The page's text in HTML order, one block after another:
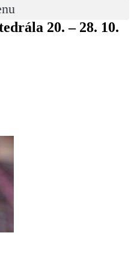
20. – 28. 10.